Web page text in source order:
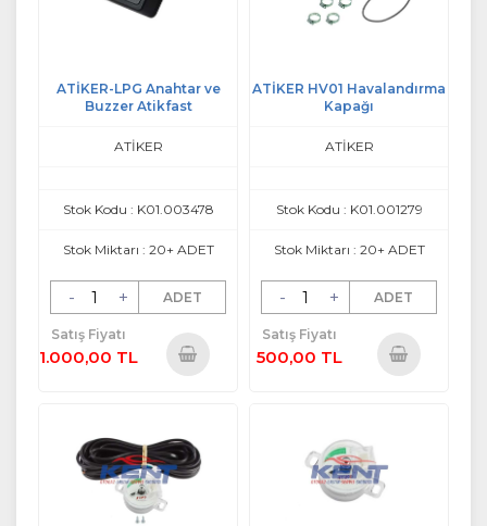
ATİKER-LPG Anahtar ve
Buzzer Atikfast
ATİKER
Stok Kodu : K01.003478
Stok Miktarı : 20+ ADET
- + ADET
Satış Fiyatı
1.000,00 TL
ATİKER HV01 Havalandırma
Kapağı
ATİKER
Stok Kodu : K01.001279
Stok Miktarı : 20+ ADET
- + ADET
Satış Fiyatı
500,00 TL